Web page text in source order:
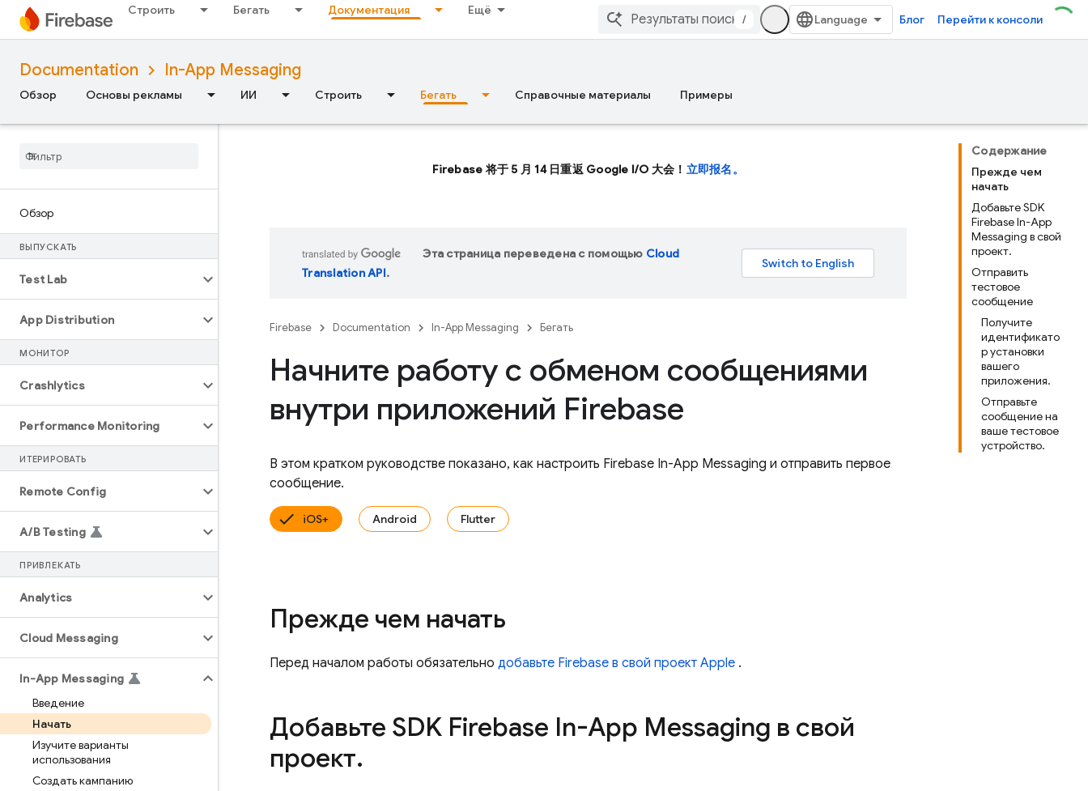
Строить Бегать Документация Ещё
/ Блог Перейти к консоли
Documentation In-App Messaging
Обзор Основы рекламы ИИ Строить Бегать Справочные материалы Примеры
Обзор
ВЫПУСКАТЬ
Test Lab
App Distribution
МОНИТОР
Crashlytics
Performance Monitoring
ИТЕРИРОВАТЬ
Remote Config
A/B Testing
ПРИВЛЕКАТЬ
Analytics
Cloud Messaging
In-App Messaging
Введение
Начать
Изучите варианты
использования
Создать кампанию
Содержание
Прежде чем
начать
Добавьте SDK
Firebase In-App
Messaging в свой
проект.
Отправить
тестовое
сообщение
Получите
идентификато
р установки
вашего
приложения.
Отправьте
сообщение на
ваше тестовое
устройство.
Firebase 将于 5 月 14 日重返 Google I/O 大会！ 立即报名。
Эта страница переведена с помощью Cloud
Translation API.
Firebase Documentation In-App Messaging Бегать
Начните работу с обменом сообщениями
внутри приложений Firebase
В этом кратком руководстве показано, как настроить Firebase In-App Messaging и отправить первое
сообщение.
iOS+ Android Flutter
Прежде чем начать
Перед началом работы обязательно добавьте Firebase в свой проект Apple .
Добавьте SDK Firebase In-App Messaging в свой
проект.